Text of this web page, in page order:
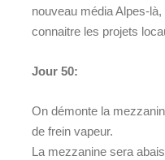
nouveau média Alpes-
connaitre les projets
Jour 50:
On démonte la
de frein vapeur.
La mezzanine sera